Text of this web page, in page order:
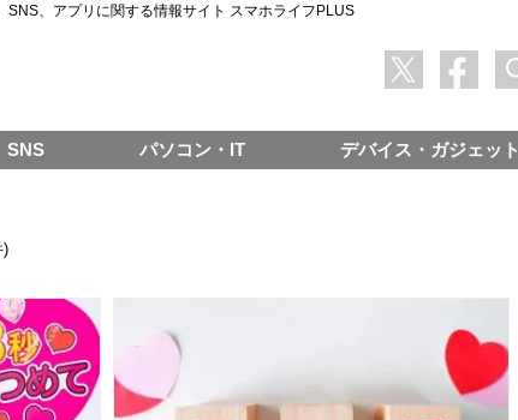
、アプリに関する情報サイト スマホライフPLUS
)
SNS パソコン・IT デバイス・ガジェット